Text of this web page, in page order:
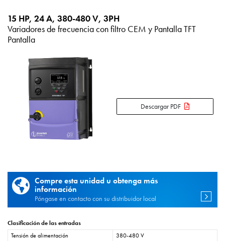
15 HP, 24 A, 380-480 V, 3PH
Variadores de frecuencia con filtro CEM y Pantalla TFT
Pantalla
Descargar PDF
Compre esta unidad u obtenga más
información
Póngase en contacto con su distribuidor local
Clasificación de las entradas
Tensión de alimentación
380-480 V